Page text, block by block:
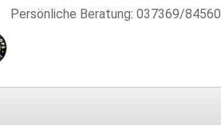
Persönliche Beratung: 037369/84560